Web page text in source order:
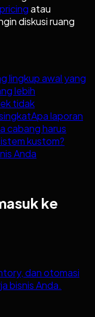
pricingatau
diskusi ruang
lingkup awal yang
lebih
tidak
Apa laporan
cabang harus
kustom?
Anda
ke
dan otomasi
bisnis Anda.